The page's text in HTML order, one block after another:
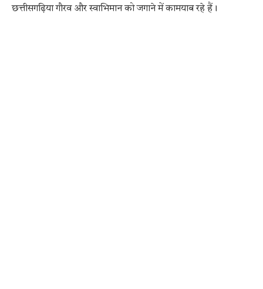
छत्तीसगढ़िया गौरव और स्वाभिमान को जगाने में कामयाब रहे हैं।